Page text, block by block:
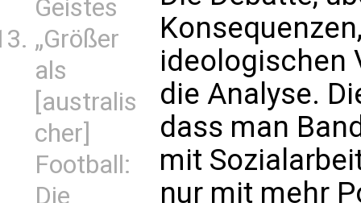
Geistes
„Größer
als
[australis
cher]
Football:
Die
ideologischen
die Analyse.
dass man
mit
nur mit mehr